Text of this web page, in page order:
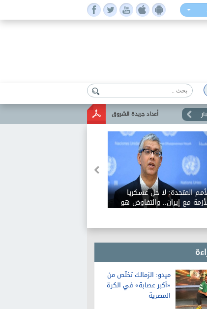
أعداد جريدة الشروق
المتحدة: لا حل عسكريا
مع إيران.. والتفاوض هو
الوحيد
ميدو: الزمالك تخلّص من
«أكبر عصابة» في الكرة
المصرية